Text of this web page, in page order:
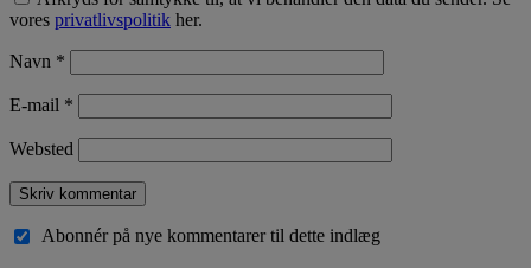
vores privatlivspolitik her.
Navn *
E-mail *
Websted
Abonnér på nye kommentarer til dette indlæg